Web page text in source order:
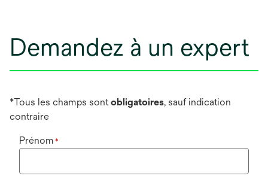
Demandez à un expert
*Tous les champs sontobligatoires, sauf indication
contraire
Prénom *